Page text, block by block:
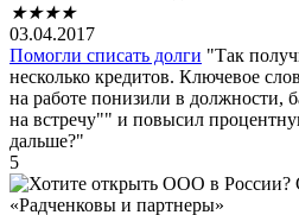
★★★★
03.04.2017
Помогли списать долги "Так
несколько кредитов. Ключевое
на работе понизили в должности,
на встречу"" и повысил
дальше?"
5